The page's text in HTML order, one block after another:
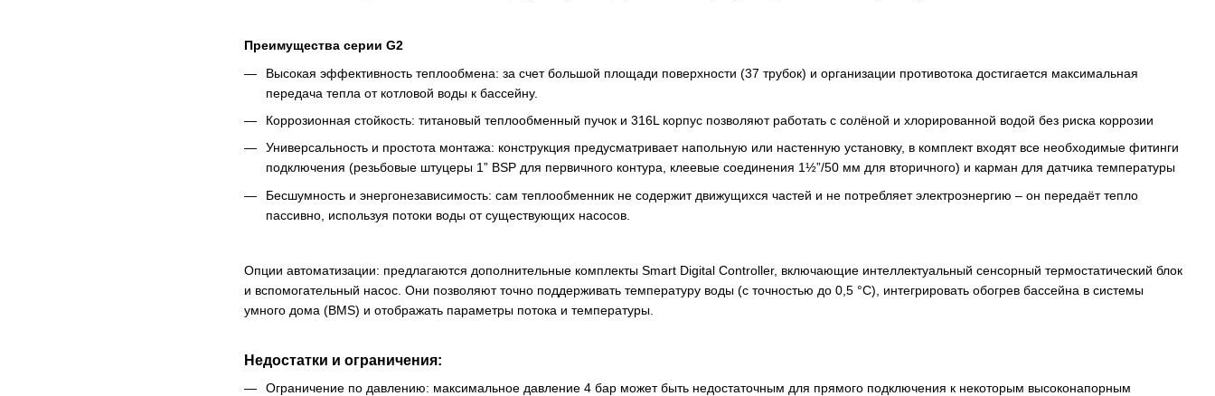
Преимущества серии G2
Высокая эффективность теплообмена: за счет большой площади поверхности (37 трубок) и организации противотока достигается максимальная
передача тепла от котловой воды к бассейну​.
Коррозионная стойкость: титановый теплообменный пучок и 316L корпус позволяют работать с солёной и хлорированной водой без риска коррозии​
Универсальность и простота монтажа: конструкция предусматривает напольную или настенную установку, в комплект входят все необходимые фитинги
подключения (резьбовые штуцеры 1” BSP для первичного контура, клеевые соединения 1½”/50 мм для вторичного) и карман для датчика температуры​
Бесшумность и энергонезависимость: сам теплообменник не содержит движущихся частей и не потребляет электроэнергию – он передаёт тепло
пассивно, используя потоки воды от существующих насосов.
Опции автоматизации: предлагаются дополнительные комплекты Smart Digital Controller, включающие интеллектуальный сенсорный термостатический блок
и вспомогательный насос. Они позволяют точно поддерживать температуру воды (с точностью до 0,5 °C), интегрировать обогрев бассейна в системы
умного дома (BMS) и отображать параметры потока и температуры​.
Недостатки и ограничения:
Ограничение по давлению: максимальное давление 4 бар может быть недостаточным для прямого подключения к некоторым высоконапорным